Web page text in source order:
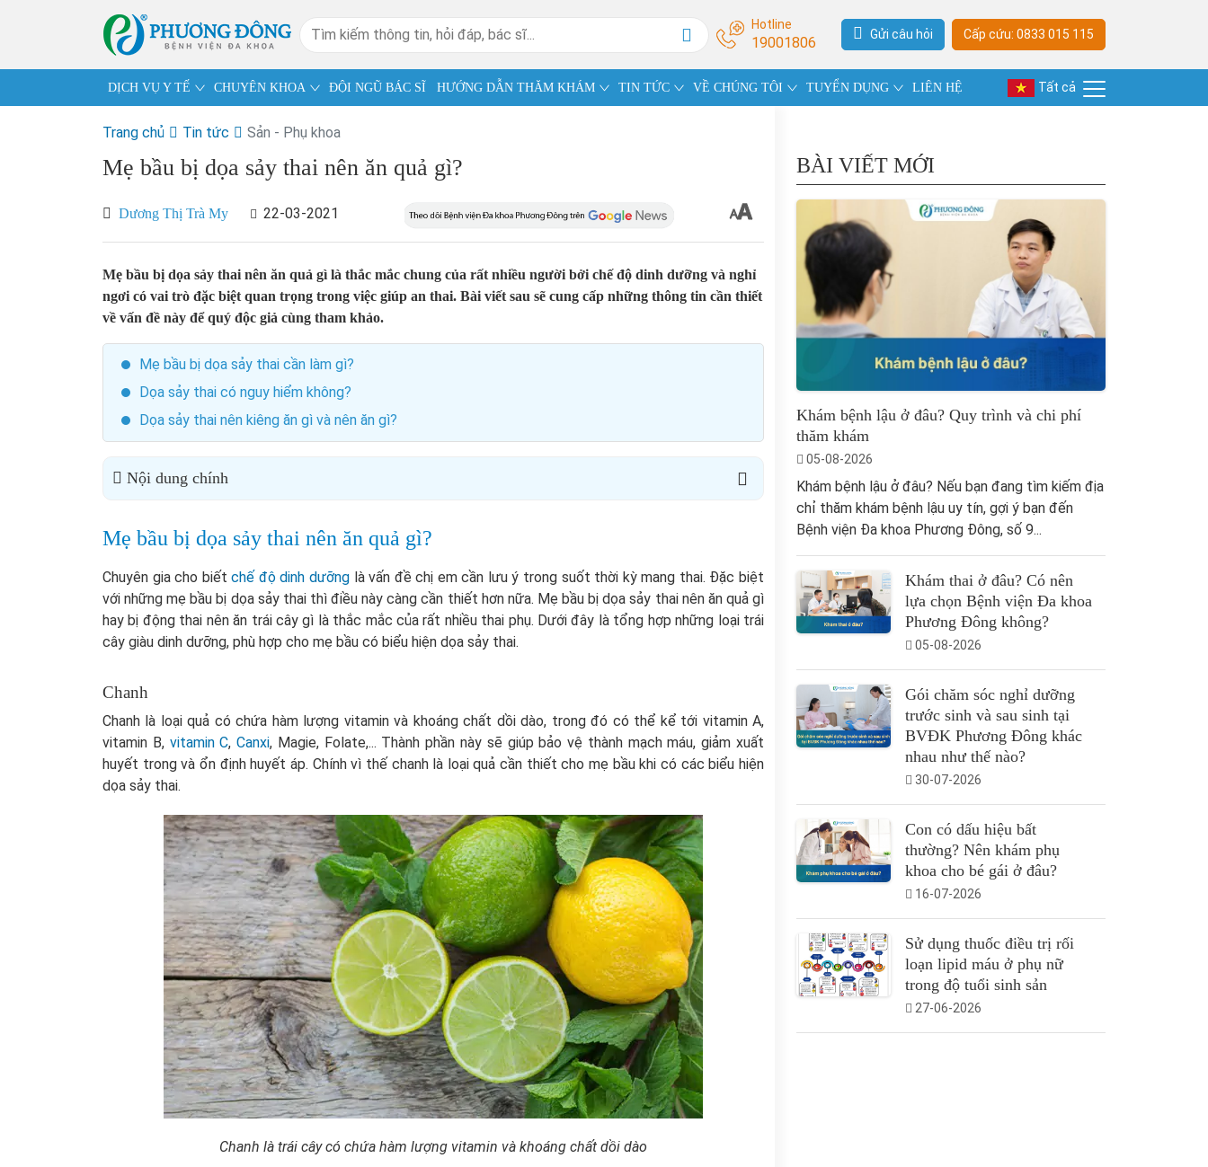
Hotline
19001806 Gửi câu hỏi Cấp cứu: 0833 015 115
DỊCH VỤ Y TẾ CHUYÊN KHOA ĐỘI NGŨ BÁC SĨ HƯỚNG DẪN THĂM KHÁM TIN TỨC VỀ CHÚNG TÔI TUYỂN DỤNG LIÊN HỆ Tất cả
Trang chủ Tin tức Sản - Phụ khoa
Mẹ bầu bị dọa sảy thai nên ăn quả gì?
Dương Thị Trà My 22-03-2021
Mẹ bầu bị dọa sảy thai nên ăn quả gì là thắc mắc chung của rất nhiều người bởi chế độ dinh dưỡng và nghỉ
ngơi có vai trò đặc biệt quan trọng trong việc giúp an thai. Bài viết sau sẽ cung cấp những thông tin cần thiết
về vấn đề này để quý độc giả cùng tham khảo.
Mẹ bầu bị dọa sảy thai cần làm gì?
Dọa sảy thai có nguy hiểm không?
Dọa sảy thai nên kiêng ăn gì và nên ăn gì?
Nội dung chính
Mẹ bầu bị dọa sảy thai nên ăn quả gì?
Chuyên gia cho biếtchế độ dinh dưỡnglà vấn đề chị em cần lưu ý trong suốt thời kỳ mang thai. Đặc biệt
với những mẹ bầu bị dọa sảy thai thì điều này càng cần thiết hơn nữa. Mẹ bầu bị dọa sảy thai nên ăn quả gì
hay bị động thai nên ăn trái cây gì là thắc mắc của rất nhiều thai phụ. Dưới đây là tổng hợp những loại trái
cây giàu dinh dưỡng, phù hợp cho mẹ bầu có biểu hiện dọa sảy thai.
Chanh
Chanh là loại quả có chứa hàm lượng vitamin và khoáng chất dồi dào, trong đó có thể kể tới vitamin A,
vitamin B, vitamin C,Canxi, Magie, Folate,... Thành phần này sẽ giúp bảo vệ thành mạch máu, giảm xuất
huyết trong và ổn định huyết áp. Chính vì thế chanh là loại quả cần thiết cho mẹ bầu khi có các biểu hiện
dọa sảy thai.
Chanh là trái cây có chứa hàm lượng vitamin và khoáng chất dồi dào
BÀI VIẾT MỚI
Khám bệnh lậu ở đâu? Quy trình và chi phí
thăm khám
05-08-2026
Khám bệnh lậu ở đâu? Nếu bạn đang tìm kiếm địa
chỉ thăm khám bệnh lậu uy tín, gợi ý bạn đến
Bệnh viện Đa khoa Phương Đông, số 9...
Khám thai ở đâu? Có nên
lựa chọn Bệnh viện Đa khoa
Phương Đông không?
05-08-2026
Gói chăm sóc nghỉ dưỡng
trước sinh và sau sinh tại
BVĐK Phương Đông khác
nhau như thế nào?
30-07-2026
Con có dấu hiệu bất
thường? Nên khám phụ
khoa cho bé gái ở đâu?
16-07-2026
Sử dụng thuốc điều trị rối
loạn lipid máu ở phụ nữ
trong độ tuổi sinh sản
27-06-2026